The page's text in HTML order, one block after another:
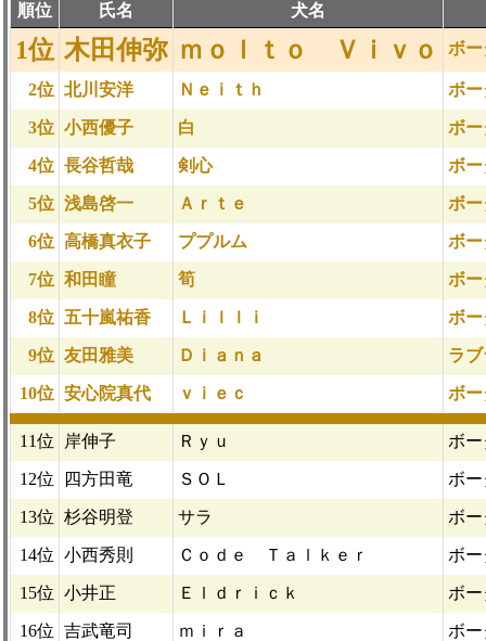
順位 氏名 犬名
1位 木田伸弥 ｍｏｌｔｏ Ｖｉｖｏ ボ
2位 北川安洋 Ｎｅｉｔｈ ボ
3位 小西優子 白 ボ
4位 長谷哲哉 剣心 ボ
5位 浅島啓一 Ａｒｔｅ ボ
6位 高橋真衣子 ププルム ボ
7位 和田瞳 筍 ボ
8位 五十嵐祐香 Ｌｉｌｌｉ ボ
9位 友田雅美 Ｄｉａｎａ ラ
10位 安心院真代 ｖｉｅｃ ボ
11位 岸伸子 Ｒｙｕ ボ
12位 四方田竜 ＳＯＬ ボ
13位 杉谷明登 サラ ボ
14位 小西秀則 Ｃｏｄｅ Ｔａｌｋｅｒ ボ
15位 小井正 Ｅｌｄｒｉｃｋ ボ
16位 吉武竜司 ｍｉｒａ ボ